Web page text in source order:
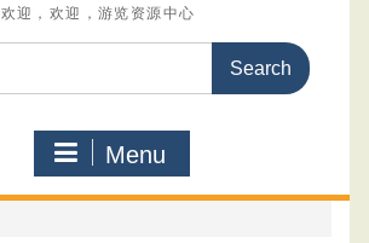
欢迎，欢迎，游览资源中心
Menu